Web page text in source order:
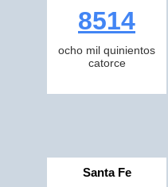
8514
ocho mil quinientos
catorce
Santa Fe